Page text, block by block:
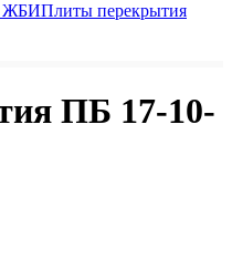
ЖБИПлиты перекрытия
ПБ 17-10-